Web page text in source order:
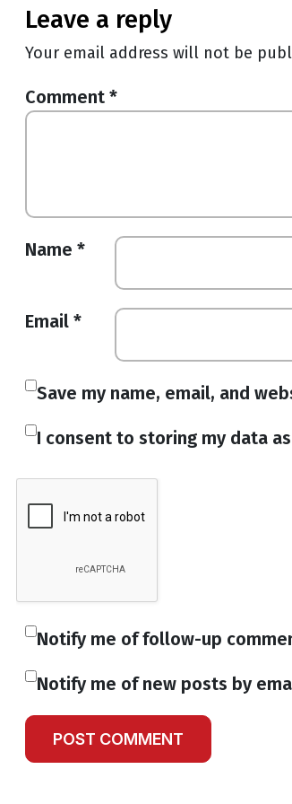
leave a reply
Your email address will not be
Comment *
Name *
Email *
Save my name, email, and
I consent to storing my data
Notify me of follow-up
Notify me of new posts by